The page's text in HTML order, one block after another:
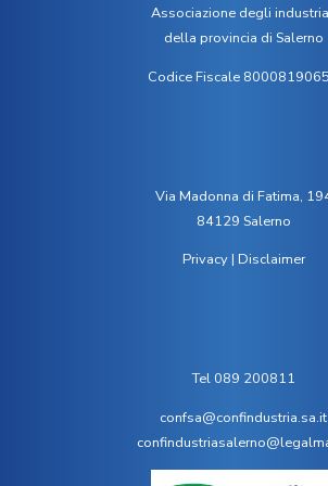
Associazione degli
della provincia di Salerno
Codice Fiscale
Via Madonna di Fatima,
84129 Salerno
Privacy| Disclaimer
Tel 089 200811
confsa@confindustria.sa.it